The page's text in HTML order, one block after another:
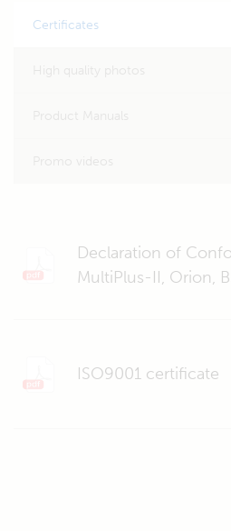
Certificates
Declaration of
MultiPlus-II, Orion,
ISO9001 certificate